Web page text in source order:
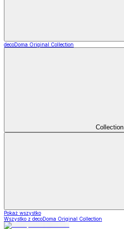
decoDoma Original Collection
Collection
Pokaż wszystko
Wszystko z decoDoma Original Collection